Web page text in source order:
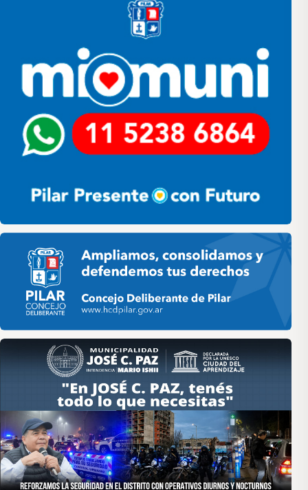
Pilar HCD